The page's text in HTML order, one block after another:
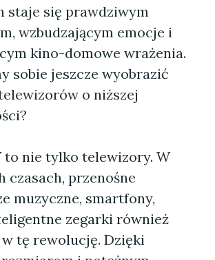
staje się prawdziwym
wzbudzającym emocje i
kino-domowe wrażenia.
sobie jeszcze wyobrazić
o niższej
to nie tylko telewizory. W
czasach, przenośne
muzyczne, smartfony,
zegarki również
tę rewolucję. Dzięki